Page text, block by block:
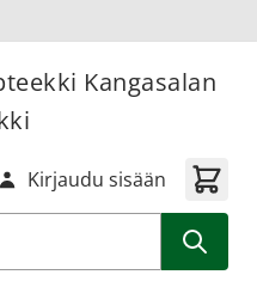
Kangasalan
Kirjaudu sisään